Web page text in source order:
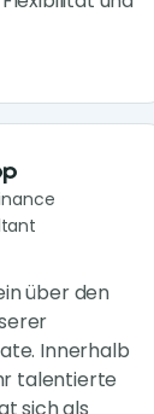
über den
Innerhalb
talentierte
sich als